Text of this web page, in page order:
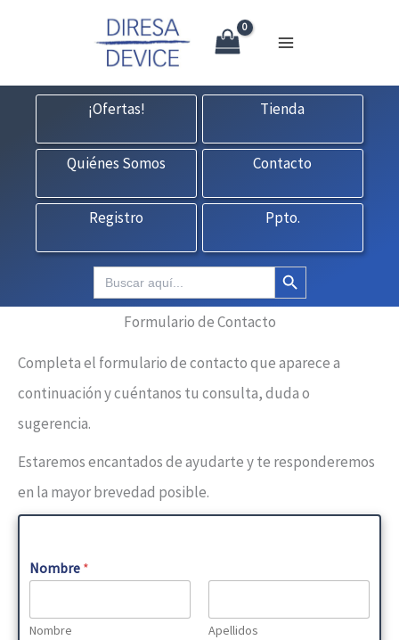
consultas@fedbuy.es| Formulario | Tlf.
¡Ofertas!
Tienda
Quiénes Somos Contacto
Registro Ppto.
Buscar: Botón de búsqueda
Formulario de Contacto
Completa el formulario de contacto que aparece a
continuación y cuéntanos tu consulta, duda o
sugerencia.
Estaremos encantados de ayudarte y te responderemos
en la mayor brevedad posible.
o
e
Nombre *
Nombre
Apellidos